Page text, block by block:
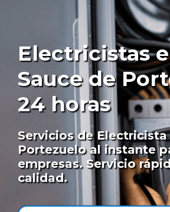
Electricistas
Sauce de
24 horas
Servicios de Electricista
Portezuelo al instante
empresas. Servicio
calidad.